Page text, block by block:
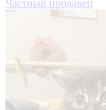
Частный продавец